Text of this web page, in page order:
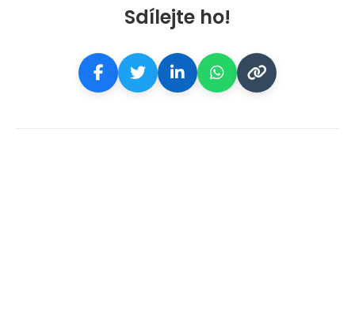
Sdílejte ho!